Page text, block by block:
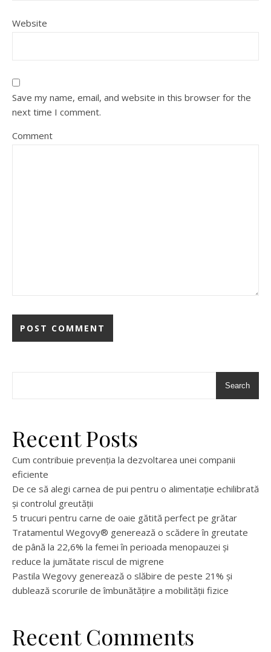
Website
Save my name, email, and website in this browser for the
next time I comment.
Comment
Search
Recent Posts
Cum contribuie prevenția la dezvoltarea unei companii
eficiente
De ce să alegi carnea de pui pentru o alimentație echilibrată
și controlul greutății
5 trucuri pentru carne de oaie gătită perfect pe grătar
Tratamentul Wegovy® generează o scădere în greutate
de până la 22,6% la femei în perioada menopauzei și
reduce la jumătate riscul de migrene
Pastila Wegovy generează o slăbire de peste 21% și
dublează scorurile de îmbunătățire a mobilității fizice
Recent Comments